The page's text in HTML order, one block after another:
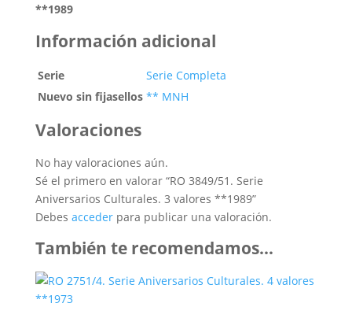
**1989
Información adicional
Serie
Serie Completa
Nuevo sin fijasellos ** MNH
Valoraciones
No hay valoraciones aún.
Sé el primero en valorar “RO 3849/51. Serie
Aniversarios Culturales. 3 valores **1989”
Debes accederpara publicar una valoración.
También te recomendamos…